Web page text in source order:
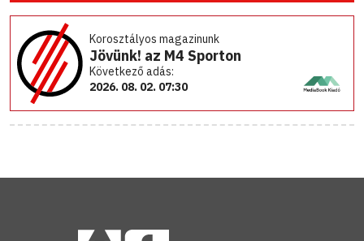
Korosztályos magazinunk
Jövünk! az M4 Sporton
Következő adás:
2026. 08. 02. 07:30